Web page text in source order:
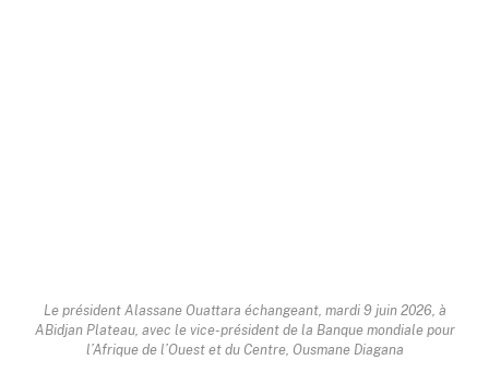
Le président Alassane Ouattara échangeant, mardi 9 juin 2026, à
ABidjan Plateau, avec le vice-président de la Banque mondiale pour
l’Afrique de l’Ouest et du Centre, Ousmane Diagana